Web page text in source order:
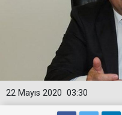
03:30
22 Mayıs 2020